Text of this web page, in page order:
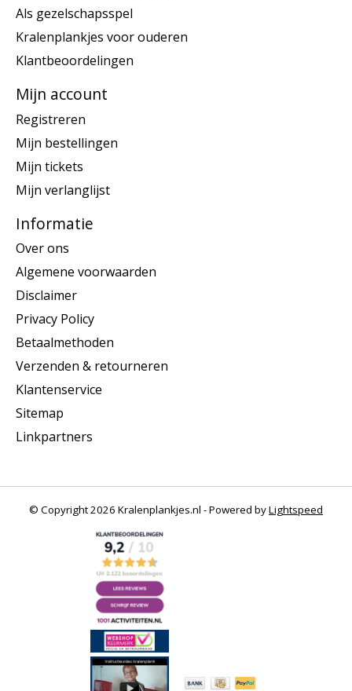
Als gezelschapsspel
Kralenplankjes voor ouderen
Klantbeoordelingen
Mijn account
Registreren
Mijn bestellingen
Mijn tickets
Mijn verlanglijst
Informatie
Over ons
Algemene voorwaarden
Disclaimer
Privacy Policy
Betaalmethoden
Verzenden & retourneren
Klantenservice
Sitemap
Linkpartners
© Copyright 2026 Kralenplankjes.nl - Powered byLightspeed